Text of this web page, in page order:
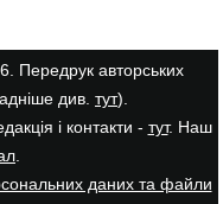
Передрук авторських
див. тут).
і контакти - тут. Наш
даних та файли